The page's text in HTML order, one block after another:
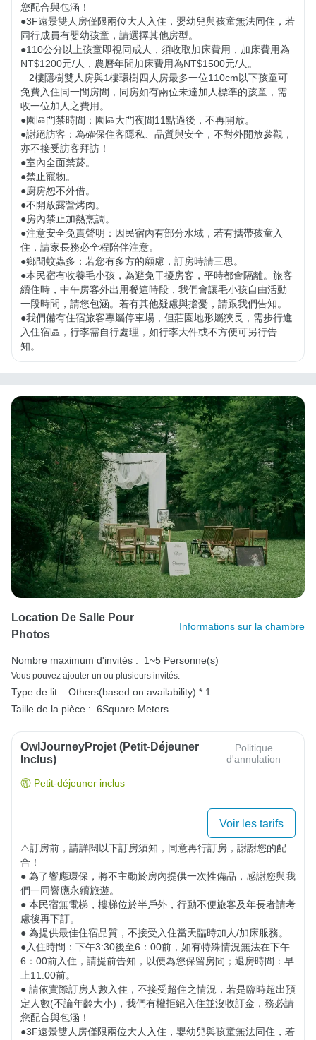
您配合與包涵！
​​​​●​​​3F遠景雙人房僅限兩位大人入住，嬰幼兒與孩童無法同住，若
同行成員有嬰幼孩童，請選擇其他房型。
​​●​​​110公分以上孩童即視同成人，須收取加床費用，加床費用為
NT$1200元/人，農曆年間加床費用為NT$1500元/人。
免費入住同一間房間，同房如有兩位未達加人標準的孩童，需
收一位加人之費用。
●園區門禁時間：園區大門夜間11點過後，不再開放。
●謝絕訪客：為確保住客隱私、品質與安全，不對外開放參觀，
亦不接受訪客拜訪！
●室內全面禁菸。
●禁止寵物。
●廚房恕不外借。
●不開放露營烤肉。
●房內禁止加熱烹調。
●注意安全免責聲明：因民宿內有部分水域，若有攜帶孩童入
住，請家長務必全程陪伴注意。
●鄉間蚊蟲多：若您有多方的顧慮，訂房時請三思。
●本民宿有收養毛小孩，為避免干擾房客，平時都會隔離。旅客
續住時，中午房客外出用餐這時段，我們會讓毛小孩自由活動
一段時間，請您包涵。若有其他疑慮與擔憂，請跟我們告知。
●我們備有住宿旅客專屬停車場，但莊園地形屬狹長，需步行進
入住宿區，行李需自行處理，如行李大件或不方便可另行告
知。
Location De Salle Pour
Photos
Informations sur la chambre
Nombre maximum d'invités : 1~5 Personne(s)
Vous pouvez ajouter un ou plusieurs invités.
Type de lit : Others(based on availability) * 1
Taille de la pièce : 6Square Meters
OwlJourneyProjet (petit-Déjeuner
Inclus)
Politique
d'annulation
Petit-déjeuner inclus
Voir les tarifs
⚠️訂房前，請詳閱以下訂房須知，同意再行訂房，謝謝您的配
合！
● 為了響應環保，將不主動於房內提供一次性備品，感謝您與我
們一同響應永續旅遊。
● 本民宿無電梯，樓梯位於半戶外，行動不便旅客及年長者請考
慮後再下訂。
● 為提供最佳住宿品質，不接受入住當天臨時加人/加床服務。
●入住時間：下午3:30後至6：00前，如有特殊情況無法在下午
6：00前入住，請提前告知，以便為您保留房間；退房時間：早
上11:00前。
● 請依實際訂房人數入住，不接受超住之情況，若是臨時超出預
定人數(不論年齡大小)，我們有權拒絕入住並沒收訂金，務必請
您配合與包涵！
​​​​●​​​3F遠景雙人房僅限兩位大人入住，嬰幼兒與孩童無法同住，若